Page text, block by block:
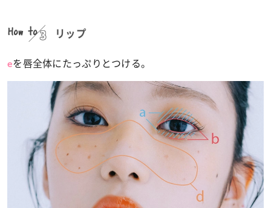
How to リップ
eを唇全体にたっぷりとつける。